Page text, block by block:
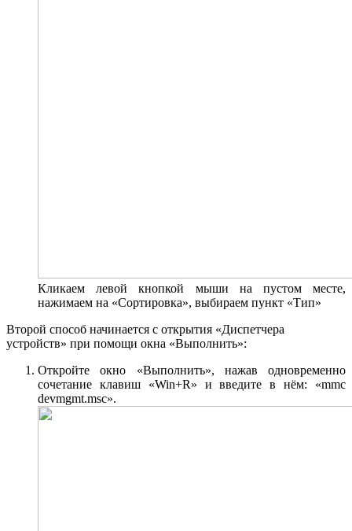
Кликаем левой кнопкой мыши на пустом месте,
нажимаем на «Сортировка», выбираем пункт «Тип»
Второй способ начинается с открытия «Диспетчера
устройств» при помощи окна «Выполнить»:
Откройте окно «Выполнить», нажав одновременно
сочетание клавиш «Win+R» и введите в нём: «mmc
devmgmt.msc».